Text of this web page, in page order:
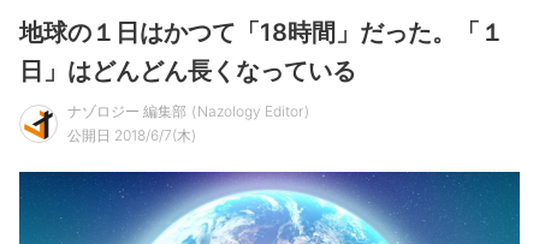
地球の１日はかつて「18時間」だった。「１
日」はどんどん長くなっている
ナゾロジー 編集部
Nazology Editor
公開日 2018/6/7(木)